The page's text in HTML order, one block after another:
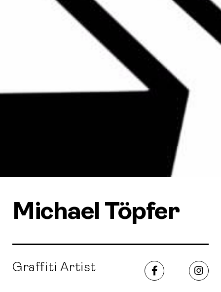
Michael Töpfer
Graffiti Artist
Facebook